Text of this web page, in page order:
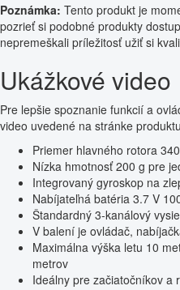
Poznámka: Tento produkt je
pozrieť si podobné produkty
nepremeškali príležitosť užiť si
Ukážkové video
Pre lepšie spoznanie funkcií a
video uvedené na stránke
Priemer hlavného rotora
Nízka hmotnosť 200 g pre
Integrovaný gyroskop na
Nabíjateľná batéria 3.7 V
Štandardný 3-kanálový
V balení je ovládač,
Maximálna výška letu 10
metrov
Ideálny pre začiatočníkov a